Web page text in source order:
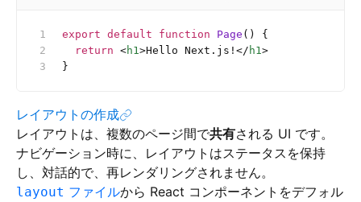
export default function Page () {
  return
<h1 >Hello Next.js!</ h1 >
}
レイアウトの作成
レイアウトは、複数のページ間で共有される UI です。
ナビゲーション時に、レイアウトはステータスを保持
し、対話的で、再レンダリングされません。
layout ファイルから React コンポーネントをデフォル